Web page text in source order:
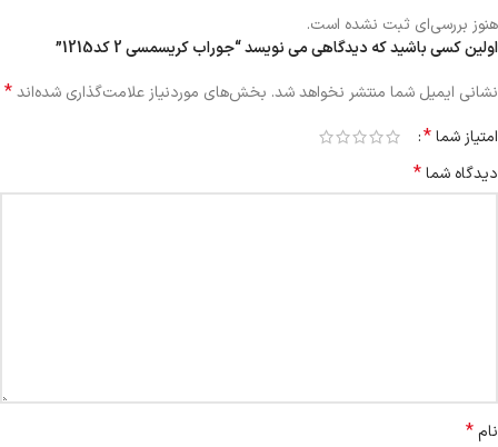
هنوز بررسی‌ای ثبت نشده است.
اولین کسی باشید که دیدگاهی می نویسد “جوراب کریسمسی 2 کد1215”
نشانی ایمیل شما منتشر نخواهد شد. بخش‌های موردنیاز علامت‌گذاری شده‌اند*
امتیاز شما*
دیدگاه شما*
نام*